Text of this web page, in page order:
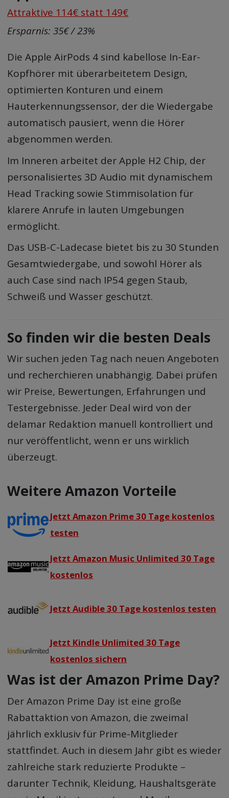
Attraktive 114€ statt 149€
Ersparnis: 35€ / 23%
Die Apple AirPods 4 sind kabellose In-Ear-
Kopfhörer mit überarbeitetem Design,
optimierten Konturen und einem
Hauterkennungssensor, der die Wiedergabe
automatisch pausiert, wenn die Hörer
abgenommen werden.
Im Inneren arbeitet der Apple H2 Chip, der
personalisiertes 3D Audio mit dynamischem
Head Tracking sowie Stimmisolation für
klarere Anrufe in lauten Umgebungen
ermöglicht.
Das USB-C-Ladecase bietet bis zu 30 Stunden
Gesamtwiedergabe, und sowohl Hörer als
auch Case sind nach IP54 gegen Staub,
Schweiß und Wasser geschützt.
So finden wir die besten Deals
Wir suchen jeden Tag nach neuen Angeboten
und recherchieren unabhängig. Dabei prüfen
wir Preise, Bewertungen, Erfahrungen und
Testergebnisse. Jeder Deal wird von der
delamar Redaktion manuell kontrolliert und
nur veröffentlicht, wenn er uns wirklich
überzeugt.
Weitere Amazon Vorteile
Jetzt Amazon Prime 30 Tage kostenlos
testen
Jetzt Amazon Music Unlimited 30 Tage
kostenlos
Jetzt Audible 30 Tage kostenlos testen
Jetzt Kindle Unlimited 30 Tage
kostenlos sichern
Was ist der Amazon Prime Day?
Der Amazon Prime Day ist eine große
Rabattaktion von Amazon, die zweimal
jährlich exklusiv für Prime-Mitglieder
stattfindet. Auch in diesem Jahr gibt es wieder
zahlreiche stark reduzierte Produkte –
darunter Technik, Kleidung, Haushaltsgeräte